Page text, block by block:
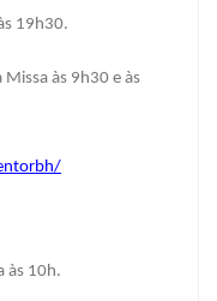
19h30.
Missa às 9h30 e às
às 10h.